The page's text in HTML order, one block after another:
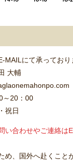
MAILにて承っており
大輔
～20：00
祝日
い合わせやご連絡は
め、国外へ赴くこと